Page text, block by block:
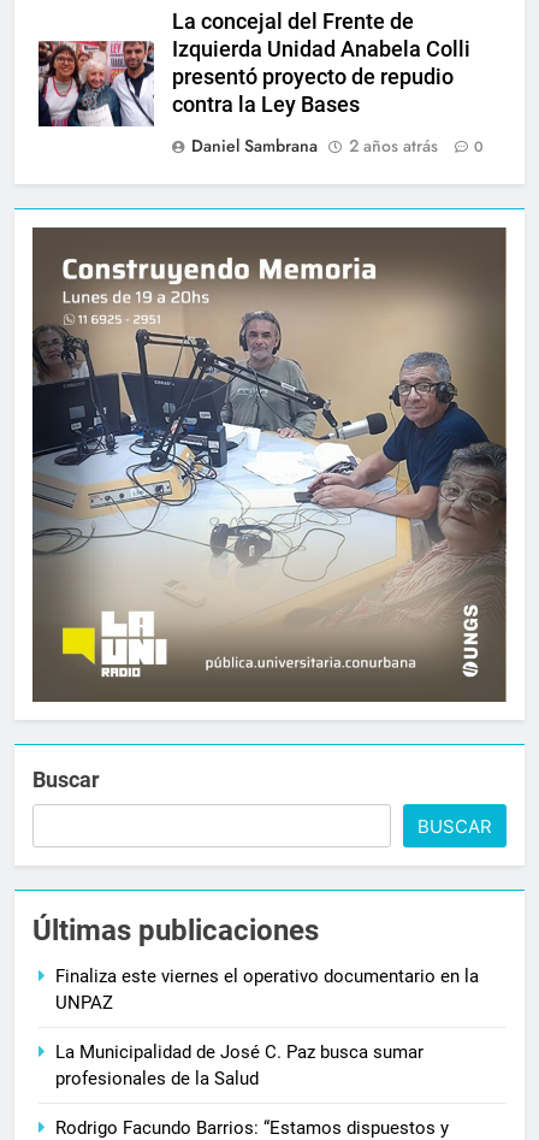
La concejal del Frente de
Izquierda Unidad Anabela Colli
presentó proyecto de repudio
contra la Ley Bases
Daniel Sambrana
2 años atrás 0
Buscar
BUSCAR
Últimas publicaciones
Finaliza este viernes el operativo documentario en la
UNPAZ
La Municipalidad de José C. Paz busca sumar
profesionales de la Salud
Rodrigo Facundo Barrios: “Estamos dispuestos y